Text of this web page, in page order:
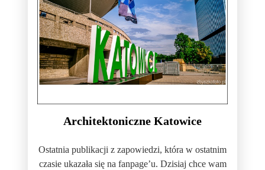
Architektoniczne Katowice
Ostatnia publikacji z zapowiedzi, która w ostatnim
czasie ukazała się na fanpage’u. Dzisiaj chce wam